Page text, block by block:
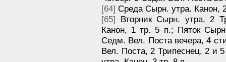
[64] Среда Сырн. утра. Канон,
[65] Вторник Сырн. утра, 2
Канон, 1 тр. 5 п.; Пяток
Седм. Вел. Поста вечера, 4
Вел. Поста, 2 Трипеснец, 2 и